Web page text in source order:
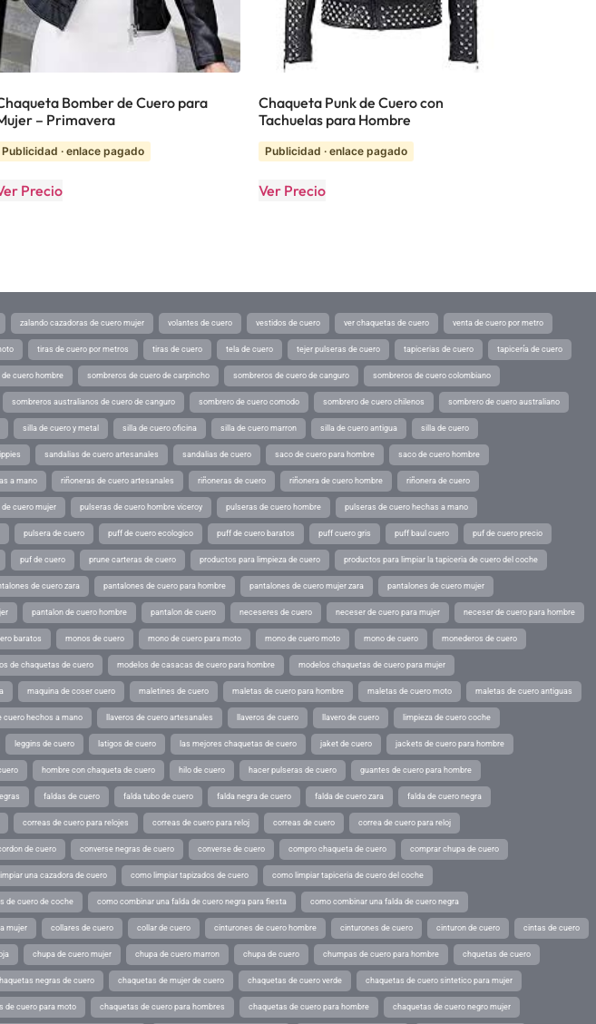
Bomber de Cuero para
– Primavera
Publicidad · enlace pagado
Precio
Chaqueta Punk de Cuero con
Tachuelas para Hombre
Publicidad · enlace pagado
Ver Precio
zalando cazadoras de cuero mujer volantes de cuero vestidos de cuero ver chaquetas de cuero venta de cuero por metro
tiras de cuero por metros tiras de cuero tela de cuero tejer pulseras de cuero tapicerias de cuero tapicería de cuero
cuero hombre sombreros de cuero de carpincho sombreros de cuero de canguro sombreros de cuero colombiano
sombreros australianos de cuero de canguro sombrero de cuero comodo sombrero de cuero chilenos sombrero de cuero australiano
silla de cuero y metal silla de cuero oficina silla de cuero marron silla de cuero antigua silla de cuero
sandalias de cuero artesanales sandalias de cuero saco de cuero para hombre saco de cuero hombre
a mano riñoneras de cuero artesanales riñoneras de cuero riñonera de cuero hombre riñonera de cuero
cuero mujer pulseras de cuero hombre viceroy pulseras de cuero hombre pulseras de cuero hechas a mano
pulsera de cuero puff de cuero ecologico puff de cuero baratos puff cuero gris puff baul cuero puf de cuero precio
puf de cuero prune carteras de cuero productos para limpieza de cuero productos para limpiar la tapiceria de cuero del coche
de cuero zara pantalones de cuero para hombre pantalones de cuero mujer zara pantalones de cuero mujer
pantalon de cuero hombre pantalon de cuero neceseres de cuero neceser de cuero para mujer neceser de cuero para hombre
baratos monos de cuero mono de cuero para moto mono de cuero moto mono de cuero monederos de cuero
de chaquetas de cuero modelos de casacas de cuero para hombre modelos chaquetas de cuero para mujer
maquina de coser cuero maletines de cuero maletas de cuero para hombre maletas de cuero moto maletas de cuero antiguas
cuero hechos a mano llaveros de cuero artesanales llaveros de cuero llavero de cuero limpieza de cuero coche
leggins de cuero latigos de cuero las mejores chaquetas de cuero jaket de cuero jackets de cuero para hombre
hombre con chaqueta de cuero hilo de cuero hacer pulseras de cuero guantes de cuero para hombre
faldas de cuero falda tubo de cuero falda negra de cuero falda de cuero zara falda de cuero negra
correas de cuero para relojes correas de cuero para reloj correas de cuero correa de cuero para reloj
de cuero converse negras de cuero converse de cuero compro chaqueta de cuero comprar chupa de cuero
una cazadora de cuero como limpiar tapizados de cuero como limpiar tapiceria de cuero del coche
de cuero de coche como combinar una falda de cuero negra para fiesta como combinar una falda de cuero negra
mujer collares de cuero collar de cuero cinturones de cuero hombre cinturones de cuero cinturon de cuero cintas de cuero
chupa de cuero mujer chupa de cuero marron chupa de cuero chumpas de cuero para hombre chquetas de cuero
negras de cuero chaquetas de mujer de cuero chaquetas de cuero verde chaquetas de cuero sintetico para mujer
de cuero para moto chaquetas de cuero para hombres chaquetas de cuero para hombre chaquetas de cuero negro mujer